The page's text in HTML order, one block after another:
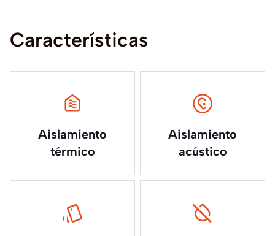
Características
Aislamiento
térmico
Aislamiento
acústico